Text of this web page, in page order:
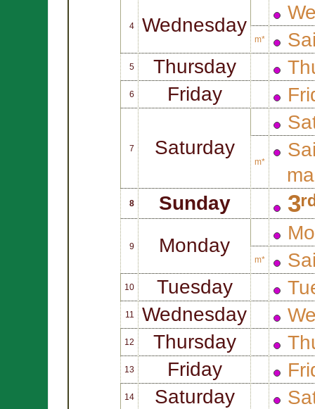
4 Wednesday
m*
5 Thursday
6 Friday
7 Saturday
m*
8 Sunday
9 Monday
m*
10 Tuesday
11 Wednesday
12 Thursday
13 Friday
14 Saturday